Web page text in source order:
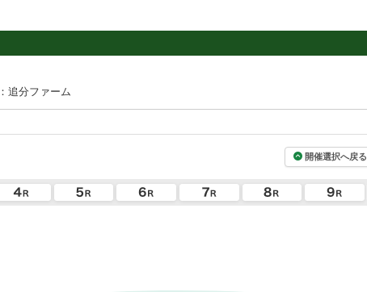
追分ファーム
開催選択へ戻る